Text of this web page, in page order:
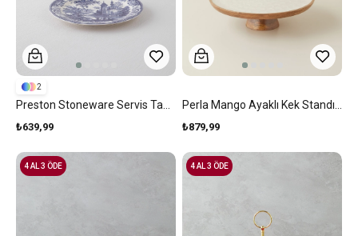
₺639,99
2
₺879,99
4 AL 3 ÖDE 4 AL 3 ÖDE